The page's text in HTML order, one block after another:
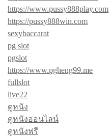
https://www.pussy888play.com
https://pussy888win.com
sexybaccarat
pg slot
pgslot
https://www.pgheng99.me
fullslot
live22
ดูหนัง
ดูหนังออนไลน์
ดูหนังฟรี